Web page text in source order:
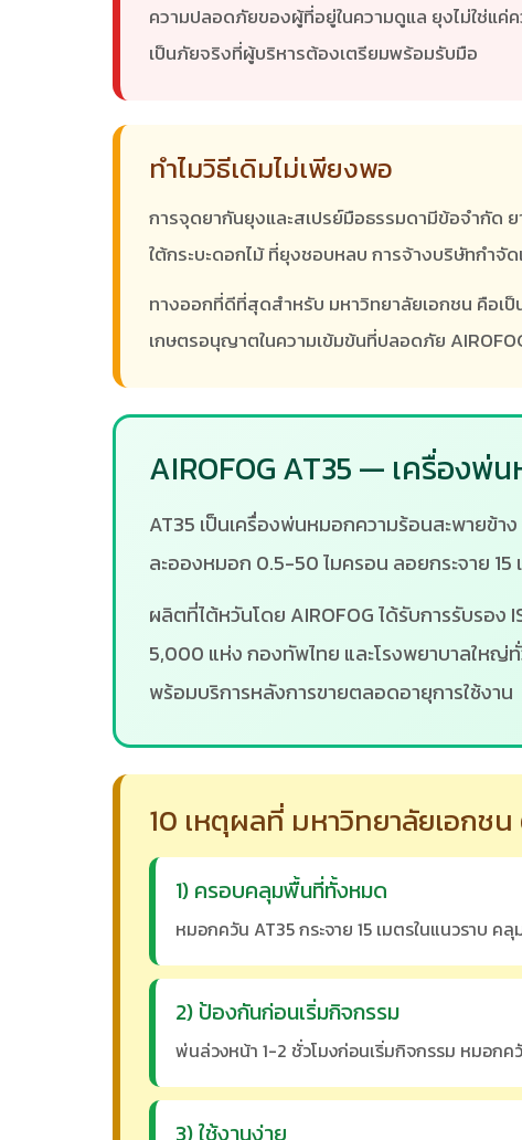
ความปลอดภัยของผู้ที่อยู่ในความดูแล ยุงไม่ใช่แค่
เป็นภัยจริงที่ผู้บริหารต้องเตรียมพร้อมรับมือ
ทำไมวิธีเดิมไม่เพียงพอ
การจุดยากันยุงและสเปรย์มือธรรมดามีข้อจำกัด ย
ใต้กระบะดอกไม้ ที่ยุงชอบหลบ การจ้างบริษัทกำ
ทางออกที่ดีที่สุดสำหรับ มหาวิทยาลัยเอกชน คือเป็
เกษตรอนุญาตในความเข้มข้นที่ปลอดภัย
AIROFOG AT35 — เครื่องพ่
AT35 เป็นเครื่องพ่นหมอกความร้อนสะพายข้
ละอองหมอก 0.5-50 ไมครอน ลอยกระจาย 15
ผลิตที่ไต้หวันโดย AIROFOG ได้รับการรับรอ
5,000 แห่ง กองทัพไทย และโรงพยาบาลใหญ่ทั่
พร้อมบริการหลังการขายตลอดอายุการใช้งาน
10 เหตุผลที่ มหาวิทยาลัยเอกชน
1) ครอบคลุมพื้นที่ทั้งหมด
หมอกควัน AT35 กระจาย 15 เมตรในแนวราบ
2) ป้องกันก่อนเริ่มกิจกรรม
พ่นล่วงหน้า 1-2 ชั่วโมงก่อนเริ่มกิจกรรม หมอก
3) ใช้งานง่าย